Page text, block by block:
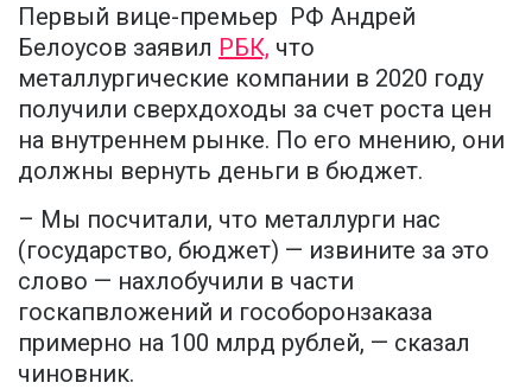
Первый вице-премьер РФ Андрей
Белоусов заявил РБК, что
металлургические компании в 2020 году
получили сверхдоходы за счет роста цен
на внутреннем рынке. По его мнению, они
должны вернуть деньги в бюджет.
– Мы посчитали, что металлурги нас
(государство, бюджет) — извините за это
слово — нахлобучили в части
госкапвложений и гособоронзаказа
примерно на 100 млрд рублей, — сказал
чиновник.